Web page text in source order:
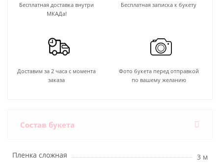
Бесплатная доставка внутри
МКАДа!
Бесплатная записка к букету
Доставим за 2 часа с момента
заказа
Фото букета перед отправкой
по вашему желанию
Состав букета
Пленка сложная
3 м